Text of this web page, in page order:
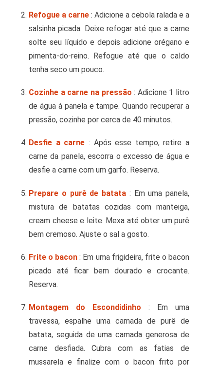
Refogue a carne : Adicione a cebola ralada e a
salsinha picada. Deixe refogar até que a carne
solte seu líquido e depois adicione orégano e
pimenta-do-reino. Refogue até que o caldo
tenha seco um pouco.
Cozinhe a carne na pressão : Adicione 1 litro
de água à panela e tampe. Quando recuperar a
pressão, cozinhe por cerca de 40 minutos.
Desfie a carne : Após esse tempo, retire a
carne da panela, escorra o excesso de água e
desfie a carne com um garfo. Reserva.
Prepare o purê de batata : Em uma panela,
mistura de batatas cozidas com manteiga,
cream cheese e leite. Mexa até obter um purê
bem cremoso. Ajuste o sal a gosto.
Frite o bacon : Em uma frigideira, frite o bacon
picado até ficar bem dourado e crocante.
Reserva.
Montagem do Escondidinho : Em uma
travessa, espalhe uma camada de purê de
batata, seguida de uma camada generosa de
carne desfiada. Cubra com as fatias de
mussarela e finalize com o bacon frito por